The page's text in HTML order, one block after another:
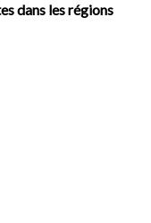
dans les régions